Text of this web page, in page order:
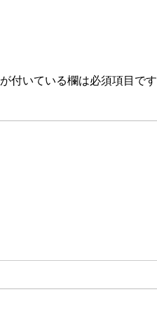
が付いている欄は必須項目です